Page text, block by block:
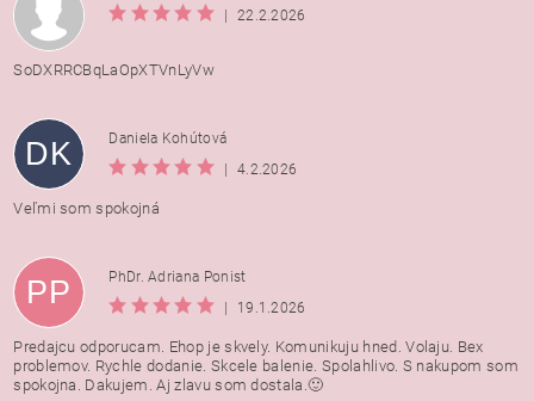
22.2.2026
SoDXRRCBqLaOpXTVnLyVw
DK
Daniela Kohútová
4.2.2026
Veľmi som spokojná
PP
PhDr. Adriana Ponist
19.1.2026
Predajcu odporucam. Ehop je skvely. Komunikuju hned. Volaju. Bex
problemov. Rychle dodanie. Skcele balenie. Spolahlivo. S nakupom som
spokojna. Dakujem. Aj zlavu som dostala.🙂